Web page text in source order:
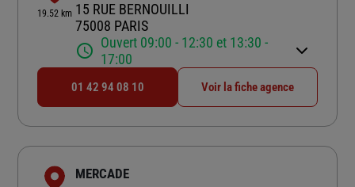
19.52 km 15 RUE BERNOUILLI
75008 PARIS
Ouvert 09:00 - 12:30 et 13:30 -
17:00
01 42 94 08 10 Voir la fiche agence
MERCADE